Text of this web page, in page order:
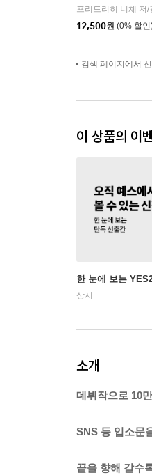
12,500원 (0% 할인
검색 페이지에서
이 상품의 이
한 눈에 보는
상시
소개
데뷔작으로 10
SNS 등 입소문
끝을 향해 갈수